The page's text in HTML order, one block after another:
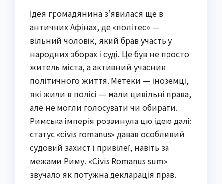
Ідея громадянина з’явилася ще в
античних Афінах, де «політес» —
вільний чоловік, який брав участь у
народних зборах і суді. Це був не просто
житель міста, а активний учасник
політичного життя. Метеки — іноземці,
які жили в полісі — мали цивільні права,
але не могли голосувати чи обирати.
Римська імперія розвинула цю ідею далі:
статус «civis romanus» давав особливий
судовий захист і привілеї, навіть за
межами Риму. «Civis Romanus sum»
звучало як потужна декларація прав.